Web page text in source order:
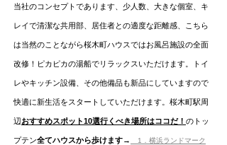
当社のコンセプトであります、少人数、大きな個室、キ
レイで清潔な共用部、居住者との適度な距離感、こちら
は当然のことながら桜木町ハウスではお風呂施設の全面
改修！ピカピカの湯船でリラックスいただけます。トイ
レやキッチン設備、その他備品も新品にしていますので
快適に新生活をスタートしていただけます。桜木町駅周
辺おすすめスポット10選行くべき場所はココだ！ のトッ
プテン全てハウスから歩けます→ 1．横浜ランドマーク